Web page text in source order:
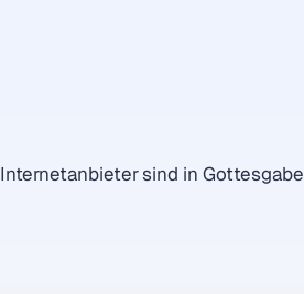
sind in Gottesgabe